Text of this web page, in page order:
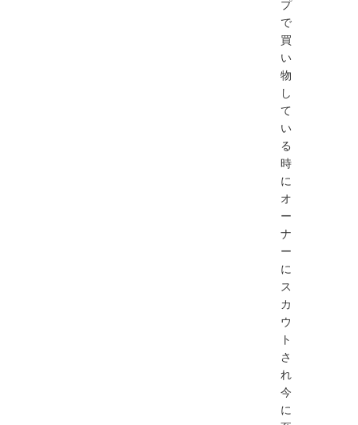
プ
で
買
い
物
し
て
い
る
時
に
オ
ー
ナ
ー
に
ス
カ
ウ
ト
さ
れ
今
に